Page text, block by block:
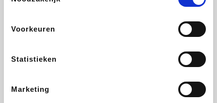
Voorkeuren
Statistieken
Marketing
ZEB Get Your Guide